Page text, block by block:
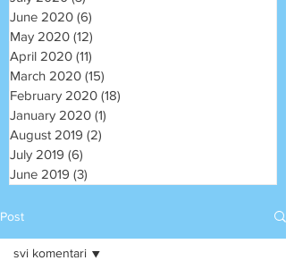
June 2020 (6)
May 2020 (12)
April 2020 (11)
March 2020 (15)
February 2020 (18)
January 2020 (1)
August 2019 (2)
July 2019 (6)
June 2019 (3)
Post
svi komentari